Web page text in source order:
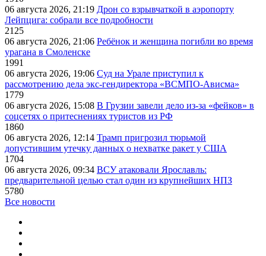
06 августа 2026, 21:19 Дрон со взрывчаткой в аэропорту
Лейпцига: собрали все подробности
2125
06 августа 2026, 21:06 Ребёнок и женщина погибли во время
урагана в Смоленске
1991
06 августа 2026, 19:06 Суд на Урале приступил к
рассмотрению дела экс-гендиректора «ВСМПО-Ависма»
1779
06 августа 2026, 15:08 В Грузии завели дело из-за «фейков» в
соцсетях о притеснениях туристов из РФ
1860
06 августа 2026, 12:14 Трамп пригрозил тюрьмой
допустившим утечку данных о нехватке ракет у США
1704
06 августа 2026, 09:34 ВСУ атаковали Ярославль:
предварительной целью стал один из крупнейших НПЗ
5780
Все новости